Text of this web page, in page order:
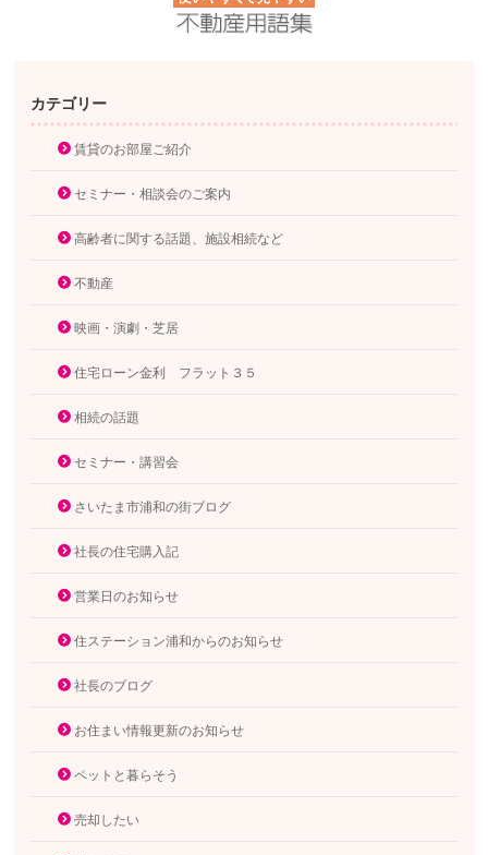
カテゴリー
賃貸のお部屋ご紹介
セミナー・相談会のご案内
高齢者に関する話題、施設相続など
不動産
映画・演劇・芝居
住宅ローン金利 フラット３５
相続の話題
セミナー・講習会
さいたま市浦和の街ブログ
社長の住宅購入記
営業日のお知らせ
住ステーション浦和からのお知らせ
社長のブログ
お住まい情報更新のお知らせ
ペットと暮らそう
売却したい